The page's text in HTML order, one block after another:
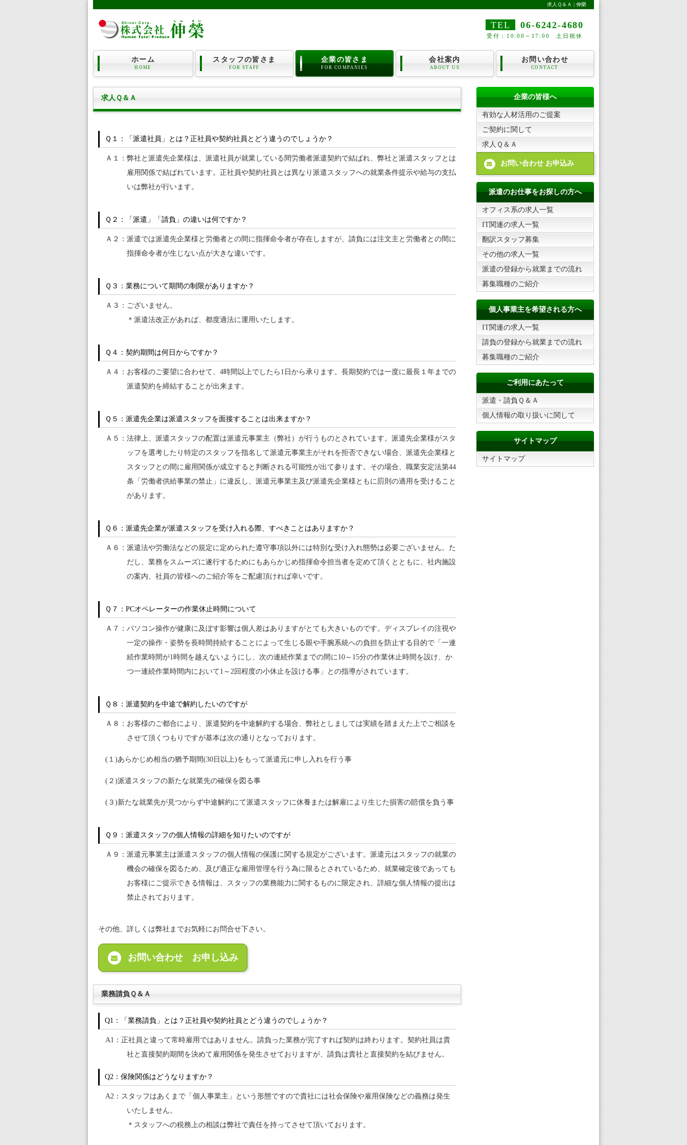
求人Ｑ＆Ａ | 伸榮
TEL 06-6242-4680
受付：10:00～17:00 土日祝休
ホーム
HOME
スタッフの皆さま
FOR STAFF
企業の皆さま
FOR COMPANIES
会社案内
ABOUT US
お問い合わせ
CONTACT
求人Ｑ＆Ａ
Ｑ１：「派遣社員」とは？正社員や契約社員とどう違うのでしょうか？
Ａ１：弊社と派遣先企業様は、派遣社員が就業している間労働者派遣契約で結ばれ、弊社と派遣スタッフとは
雇用関係で結ばれています。正社員や契約社員とは異なり派遣スタッフへの就業条件提示や給与の支払
いは弊社が行います。
Ｑ２：「派遣」「請負」の違いは何ですか？
Ａ２：派遣では派遣先企業様と労働者との間に指揮命令者が存在しますが、請負には注文主と労働者との間に
指揮命令者が生じない点が大きな違いです。
Ｑ３：業務について期間の制限がありますか？
Ａ３：ございません。
＊派遣法改正があれば、都度適法に運用いたします。
Ｑ４：契約期間は何日からですか？
Ａ４：お客様のご要望に合わせて、4時間以上でしたら1日から承ります。長期契約では一度に最長１年までの
派遣契約を締結することが出来ます。
Ｑ５：派遣先企業は派遣スタッフを面接することは出来ますか？
Ａ５：法律上、派遣スタッフの配置は派遣元事業主（弊社）が行うものとされています。派遣先企業様がスタ
ッフを選考したり特定のスタッフを指名して派遣元事業主がそれを拒否できない場合、派遣先企業様と
スタッフとの間に雇用関係が成立すると判断される可能性が出て参ります。その場合、職業安定法第44
条「労働者供給事業の禁止」に違反し、派遣元事業主及び派遣先企業様ともに罰則の適用を受けること
があります。
Ｑ６：派遣先企業が派遣スタッフを受け入れる際、すべきことはありますか？
Ａ６：派遣法や労働法などの規定に定められた遵守事項以外には特別な受け入れ態勢は必要ございません。た
だし、業務をスムーズに遂行するためにもあらかじめ指揮命令担当者を定めて頂くとともに、社内施設
の案内、社員の皆様へのご紹介等をご配慮頂ければ幸いです。
Ｑ７：PCオペレーターの作業休止時間について
Ａ７：パソコン操作が健康に及ぼす影響は個人差はありますがとても大きいものです。ディスプレイの注視や
一定の操作・姿勢を長時間持続することによって生じる眼や手腕系統への負担を防止する目的で「一連
続作業時間が1時間を越えないようにし、次の連続作業までの間に10～15分の作業休止時間を設け、か
つ一連続作業時間内において1～2回程度の小休止を設ける事」との指導がされています。
Ｑ８：派遣契約を中途で解約したいのですが
Ａ８：お客様のご都合により、派遣契約を中途解約する場合、弊社としましては実績を踏まえた上でご相談を
させて頂くつもりですが基本は次の通りとなっております。
(１)あらかじめ相当の猶予期間(30日以上)をもって派遣元に申し入れを行う事
(２)派遣スタッフの新たな就業先の確保を図る事
(３)新たな就業先が見つからず中途解約にて派遣スタッフに休養または解雇により生じた損害の賠償を負う事
Ｑ９：派遣スタッフの個人情報の詳細を知りたいのですが
Ａ９：派遣元事業主は派遣スタッフの個人情報の保護に関する規定がございます。派遣元はスタッフの就業の
機会の確保を図るため、及び適正な雇用管理を行う為に限るとされているため、就業確定後であっても
お客様にご提示できる情報は、スタッフの業務能力に関するものに限定され、詳細な個人情報の提出は
禁止されております。
その他、詳しくは弊社までお気軽にお問合せ下さい。
 お問い合わせ お申し込み
業務請負Ｑ＆Ａ
Q1：「業務請負」とは？正社員や契約社員とどう違うのでしょうか？
A1：正社員と違って常時雇用ではありません。請負った業務が完了すれば契約は終わります。契約社員は貴
社と直接契約期間を決めて雇用関係を発生させておりますが、請負は貴社と直接契約を結びません。
Q2：保険関係はどうなりますか？
A2：スタッフはあくまで「個人事業主」という形態ですので貴社には社会保険や雇用保険などの義務は発生
いたしません。
＊スタッフへの税務上の相談は弊社で責任を持ってさせて頂いております。
企業の皆様へ
有効な人材活用のご提案
ご契約に関して
求人Ｑ＆Ａ
 お問い合わせ お申込み
派遣のお仕事をお探しの方へ
オフィス系の求人一覧
IT関連の求人一覧
翻訳スタッフ募集
その他の求人一覧
派遣の登録から就業までの流れ
募集職種のご紹介
個人事業主を希望される方へ
IT関連の求人一覧
請負の登録から就業までの流れ
募集職種のご紹介
ご利用にあたって
派遣・請負Ｑ＆Ａ
個人情報の取り扱いに関して
サイトマップ
サイトマップ